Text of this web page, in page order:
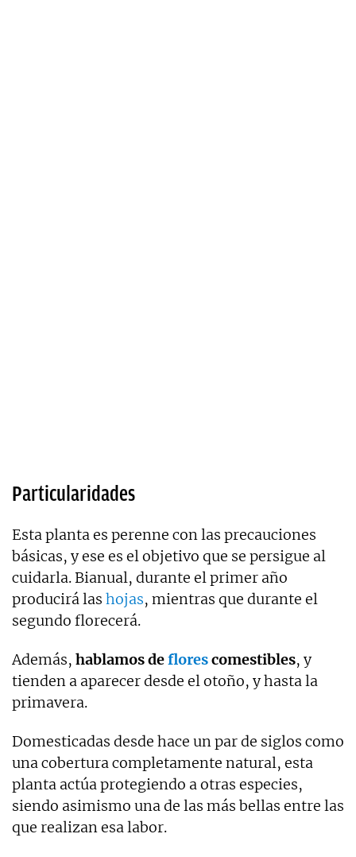
Particularidades
Esta planta es perenne con las precauciones
básicas, y ese es el objetivo que se persigue al
cuidarla. Bianual, durante el primer año
producirá las hojas, mientras que durante el
segundo florecerá.
Además, hablamos deflorescomestibles, y
tienden a aparecer desde el otoño, y hasta la
primavera.
Domesticadas desde hace un par de siglos como
una cobertura completamente natural, esta
planta actúa protegiendo a otras especies,
siendo asimismo una de las más bellas entre las
que realizan esa labor.